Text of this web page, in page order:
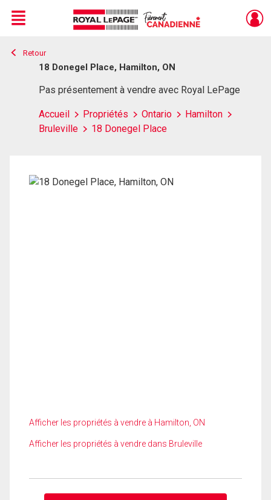
Live
En Direct
Menu
Retour
18 Donegel Place, Hamilton, ON
Pas présentement à vendre avec Royal LePage
Accueil Propriétés Ontario
Hamilton
Bruleville
18 Donegel Place
Afficher les propriétés à vendre à Hamilton, ON
Afficher les propriétés à vendre dans Bruleville